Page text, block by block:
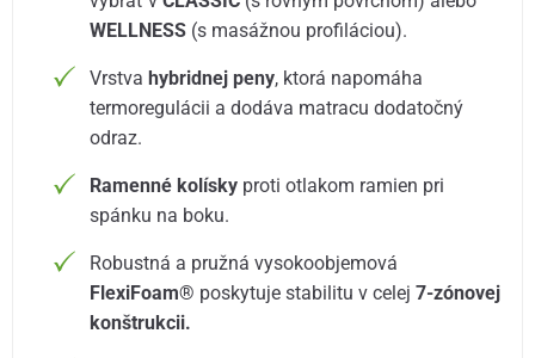
WELLNESS (s masážnou profiláciou).
Vrstva hybridnej peny, ktorá napomáha
termoregulácii a dodáva matracu dodatočný
odraz.
Ramenné kolísky proti otlakom ramien pri
spánku na boku.
Robustná a pružná vysokoobjemová
FlexiFoam® poskytuje stabilitu v celej7-zónovej
konštrukcii.